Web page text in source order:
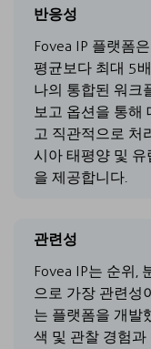
반응성
Fovea IP 플랫폼
평균보다 최대 5
나의 통합된 워크
보고 옵션을 통해
고 직관적으로 처
시아 태평양 및
을 제공합니다.
관련성
Fovea IP는 순위,
으로 가장 관련성
는 플랫폼을 개발
색 및 관찰 경험과